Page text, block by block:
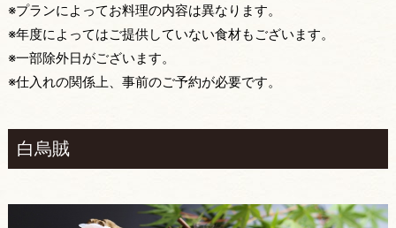
※プランによってお料理の内容は異なります。
※年度によってはご提供していない食材もございます。
※一部除外日がございます。
※仕入れの関係上、事前のご予約が必要です。
白烏賊